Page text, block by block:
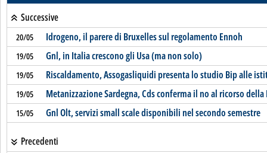
Successive
20/05 Idrogeno, il parere di Bruxelles sul regolamento Ennoh
19/05 Gnl, in Italia crescono gli Usa (ma non solo)
19/05 Riscaldamento, Assogasliquidi presenta lo studio Bip alle
19/05 Metanizzazione Sardegna, Cds conferma il no al ricorso della
15/05 Gnl Olt, servizi small scale disponibili nel secondo semestre
Precedenti